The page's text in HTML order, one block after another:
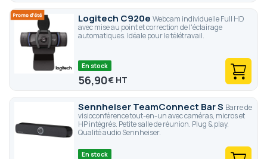
Logitech C920e Webcam individuelle Full HD
avec mise au point et correction de l'éclairage
automatiques. Idéale pour le télétravail.
En stock
56,90€
Sennheiser TeamConnect Bar S Barre de
visioconférence tout-en-un avec caméras, micros et
HP intégrés. Petite salle de réunion. Plug & play.
Qualité audio Sennheiser.
En stock